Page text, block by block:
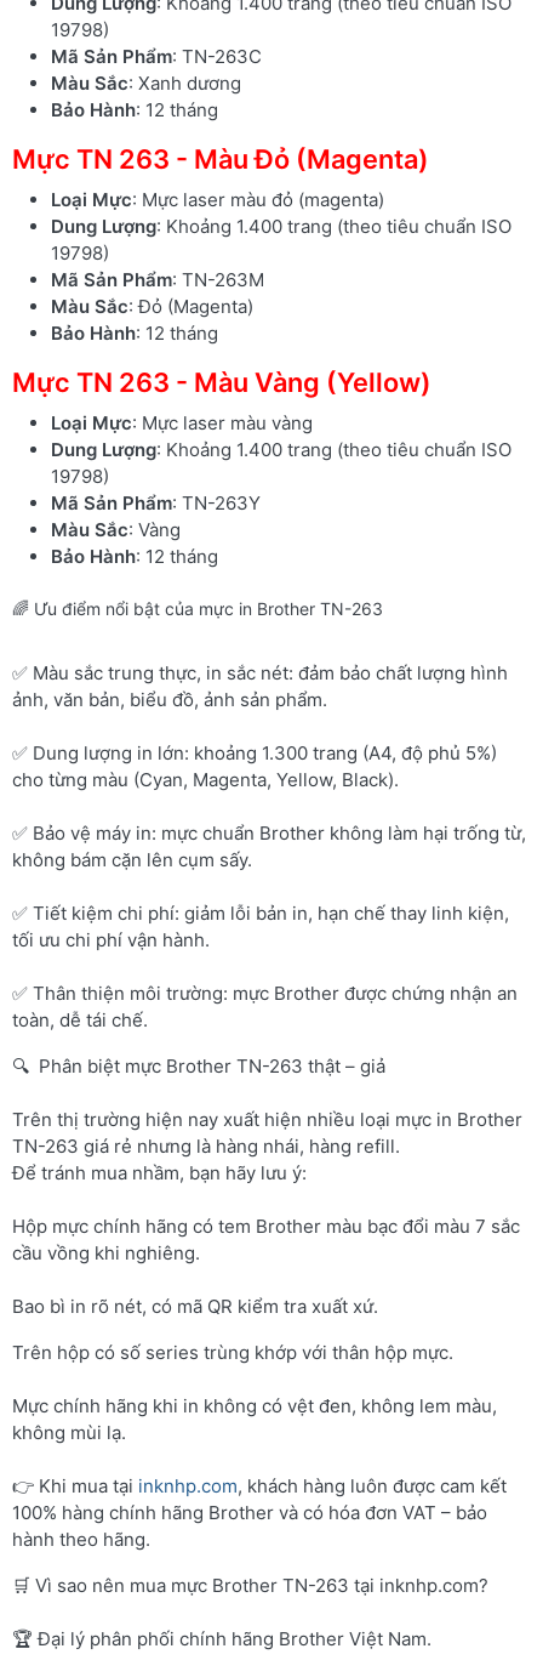
19798)
Mã Sản Phẩm: TN-263C
Màu Sắc: Xanh dương
Bảo Hành: 12 tháng
Mực TN 263 - Màu Đỏ (Magenta)
Loại Mực: Mực laser màu đỏ (magenta)
Dung Lượng: Khoảng 1.400 trang (theo tiêu chuẩn ISO
19798)
Mã Sản Phẩm: TN-263M
Màu Sắc: Đỏ (Magenta)
Bảo Hành: 12 tháng
Mực TN 263 - Màu Vàng (Yellow)
Loại Mực: Mực laser màu vàng
Dung Lượng: Khoảng 1.400 trang (theo tiêu chuẩn ISO
19798)
Mã Sản Phẩm: TN-263Y
Màu Sắc: Vàng
Bảo Hành: 12 tháng
🌈 Ưu điểm nổi bật của mực in Brother TN-263
✅ Màu sắc trung thực, in sắc nét: đảm bảo chất lượng hình
ảnh, văn bản, biểu đồ, ảnh sản phẩm.
✅ Dung lượng in lớn: khoảng 1.300 trang (A4, độ phủ 5%)
cho từng màu (Cyan, Magenta, Yellow, Black).
✅ Bảo vệ máy in: mực chuẩn Brother không làm hại trống từ,
không bám cặn lên cụm sấy.
✅ Tiết kiệm chi phí: giảm lỗi bản in, hạn chế thay linh kiện,
tối ưu chi phí vận hành.
✅ Thân thiện môi trường: mực Brother được chứng nhận an
toàn, dễ tái chế.
🔍 Phân biệt mực Brother TN-263 thật – giả
Trên thị trường hiện nay xuất hiện nhiều loại mực in Brother
TN-263 giá rẻ nhưng là hàng nhái, hàng refill.
Để tránh mua nhầm, bạn hãy lưu ý:
Hộp mực chính hãng có tem Brother màu bạc đổi màu 7 sắc
cầu vồng khi nghiêng.
Bao bì in rõ nét, có mã QR kiểm tra xuất xứ.
Trên hộp có số series trùng khớp với thân hộp mực.
Mực chính hãng khi in không có vệt đen, không lem màu,
không mùi lạ.
👉 Khi mua tại inknhp.com, khách hàng luôn được cam kết
100% hàng chính hãng Brother và có hóa đơn VAT – bảo
hành theo hãng.
🛒 Vì sao nên mua mực Brother TN-263 tại inknhp.com?
🏆 Đại lý phân phối chính hãng Brother Việt Nam.